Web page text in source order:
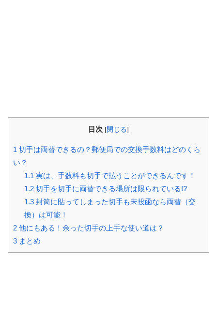
目次 [閉じる]
1 切手は両替できるの？郵便局での交換手数料はどのくら
い？
1.1 実は、手数料も切手で払うことができるんです！
1.2切手を切手に両替できる場所は限られている!?
1.3封筒に貼ってしまった切手も未投函なら両替（交
換）は可能！
2 他にもある！余った切手の上手な使い道は？
3 まとめ